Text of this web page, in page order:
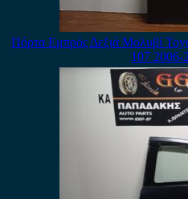
Πόρτα Εμπρός Δεξιά Μολυβί
107 2006-